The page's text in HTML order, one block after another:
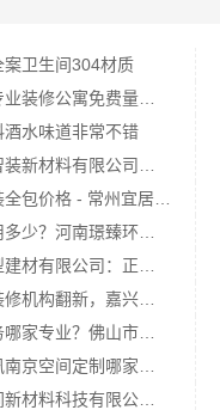
卫生间304材质
酒水味道非常不错